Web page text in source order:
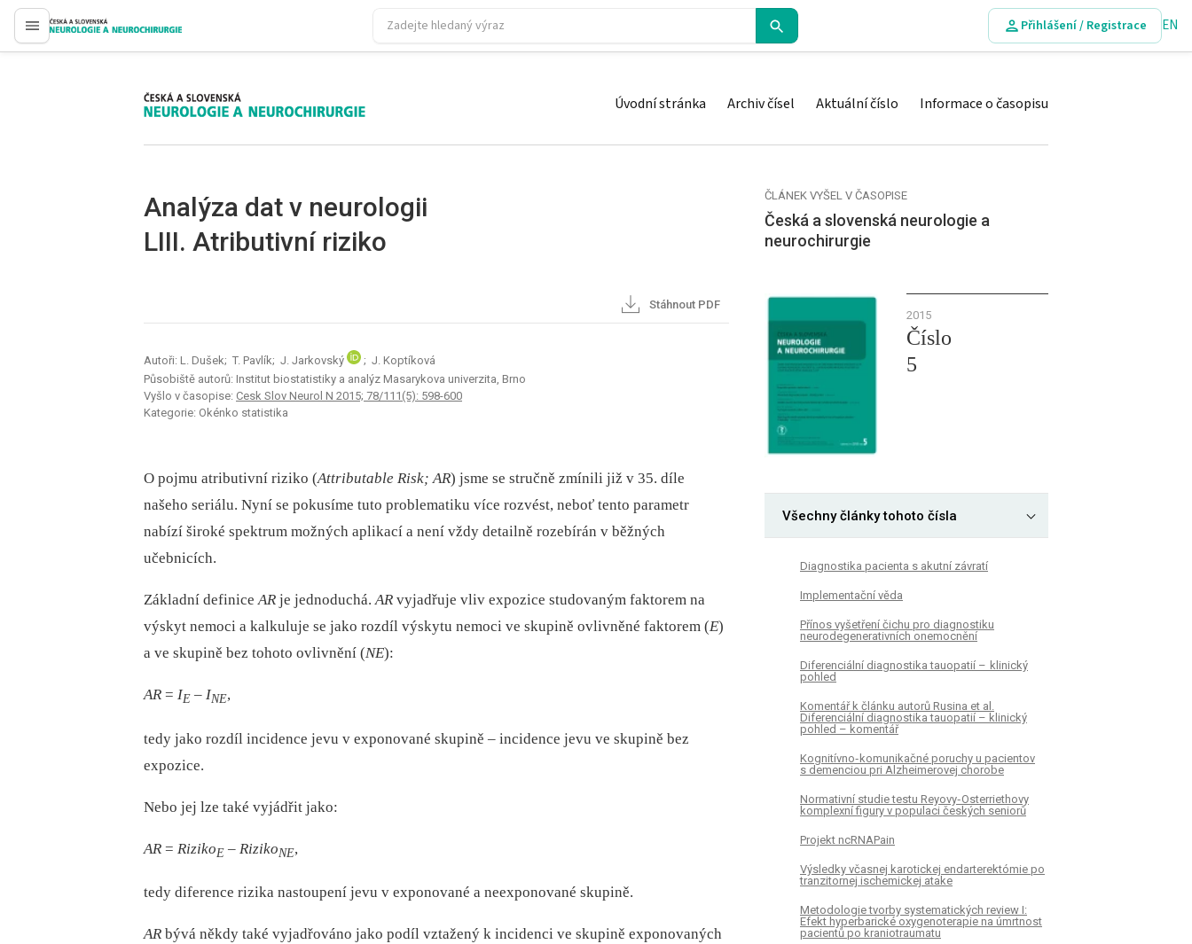
proLékaře.cz
Přihlášení / Registrace EN
proLékaře.cz Úvodní stránka Archiv čísel Aktuální číslo Informace o časopisu
Analýza dat v neurologii
LIII. Atributivní riziko
Stáhnout PDF
Autoři: L. Dušek; T. Pavlík; J. Jarkovský
; J. Koptíková
Působiště autorů: Institut bio­statistiky a analýz Masarykova univerzita, Brno
Vyšlo v časopise: Cesk Slov Neurol N 2015; 78/111(5): 598-600
Kategorie: Okénko statistika
O pojmu atributivní riziko (Attributable Risk; AR) jsme se stručně zmínili již v 35. díle
našeho seriálu. Nyní se pokusíme tuto problematiku více rozvést, neboť tento parametr
nabízí široké spektrum možných aplikací a není vždy detailně rozebírán v běžných
učebnicích.
Základní definiceAR je jednoduchá.AR vyjadřuje vliv expozice studovaným faktorem na
výskyt nemoci a kalkuluje se jako rozdíl výskytu nemoci ve skupině ovlivněné faktorem (E)
a ve skupině bez tohoto ovlivnění (NE):
AR = IE –⁠ INE,
tedy jako rozdíl incidence jevu v exponované skupině –⁠ incidence jevu ve skupině bez
expozice.
Nebo jej lze také vyjádřit jako:
AR = RizikoE –⁠ RizikoNE,
tedy diference rizika nastoupení jevu v exponované a neexponované skupině.
AR bývá někdy také vyjadřováno jako podíl vztažený k incidenci ve skupině exponovaných
ČLÁNEK VYŠEL V ČASOPISE
Česká a slovenská neurologie a
neurochirurgie
2015
Číslo
5
Všechny články tohoto čísla
Dia­gnostika pa­cienta s akutní závratí
Implementační věda
Přínos vyšetření čichu pro dia­gnostiku
neurodegenerativních onemocnění
Diferenciální dia­gnostika tauopatií – klinický
pohled
Komentář k článku autorů Rusina et al.
Diferenciální diagnostika tauopatií – klinický
pohled – komentář
Kognitívno‑ komunikačné poruchy u pa­cientov
s demenciou pri Alzheimerovej chorobe
Normativní studie testu Reyovy‑ Osterriethovy
komplexní figury v populaci českých seniorů
Projekt ncRNAPain
Výsledky včasnej karotickej endarterektómie po
tranzitornej ischemickej atake
Metodologie tvorby systematických review I:
Efekt hyperbarické oxygenoterapie na úmrtnost
pa­cientů po kraniotraumatu